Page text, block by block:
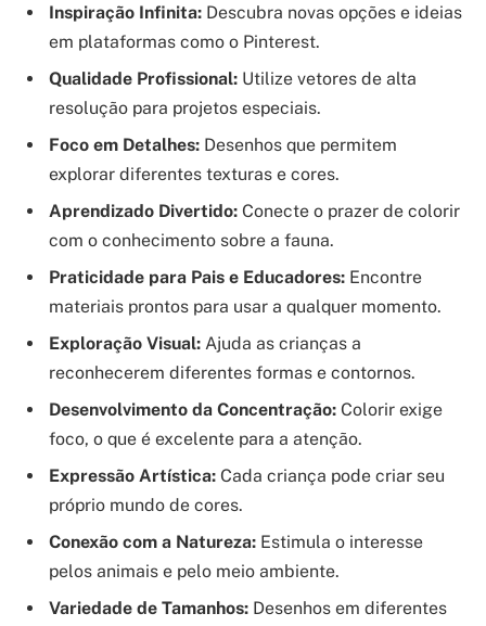
Inspiração Infinita: Descubra novas opções e ideias
em plataformas como o Pinterest.
Qualidade Profissional: Utilize vetores de alta
resolução para projetos especiais.
Foco em Detalhes: Desenhos que permitem
explorar diferentes texturas e cores.
Aprendizado Divertido: Conecte o prazer de colorir
com o conhecimento sobre a fauna.
Praticidade para Pais e Educadores: Encontre
materiais prontos para usar a qualquer momento.
Exploração Visual: Ajuda as crianças a
reconhecerem diferentes formas e contornos.
Desenvolvimento da Concentração: Colorir exige
foco, o que é excelente para a atenção.
Expressão Artística: Cada criança pode criar seu
próprio mundo de cores.
Conexão com a Natureza: Estimula o interesse
pelos animais e pelo meio ambiente.
Variedade de Tamanhos: Desenhos em diferentes